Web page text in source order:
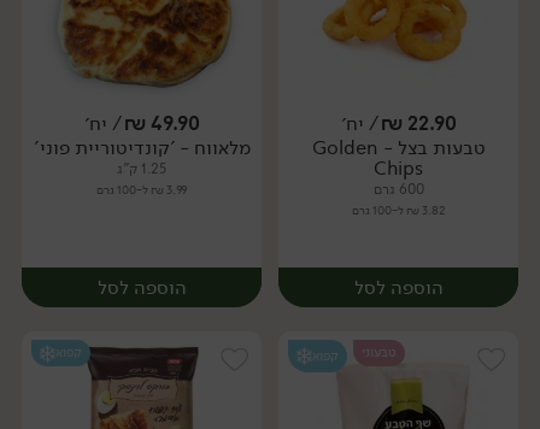
יח׳ יח׳
22.90
₪/ יח׳
טבעות בצל - Golden
Chips
600 גרם
3.82 ₪ ל-100 גרם
הוספה לסל
49.90
₪/ יח׳
מלאווח - 'קונדיטוריית פוני'
1.25 ק"ג
3.99 ₪ ל-100 גרם
הוספה לסל
טבעוני קפוא קפוא